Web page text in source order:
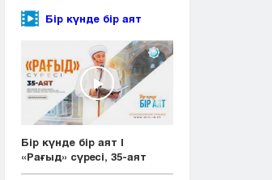
Бір күнде бір аят
Бір күнде бір аят |
«Рағыд» сүресі, 35-аят